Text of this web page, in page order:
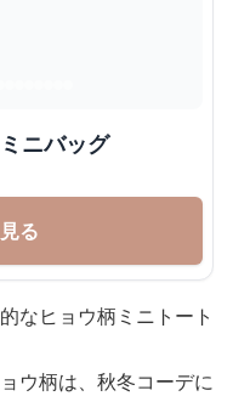
ニバッグ
る
なヒョウ柄ミニトート
ウ柄は、秋冬コーデに